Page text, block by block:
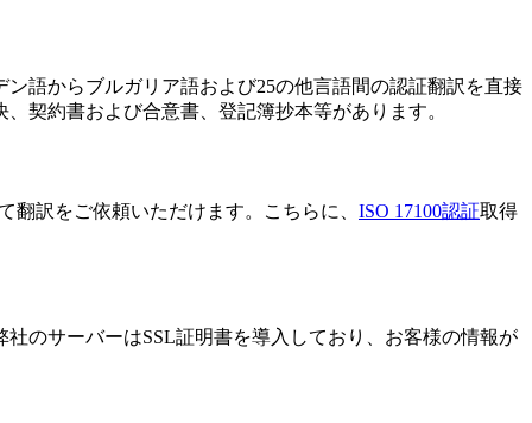
語からブルガリア語および25の他言語間の認証翻訳を直接
契約書および合意書、登記簿抄本等があります。
訳をご依頼いただけます。こちらに、 ISO 17100認証取得
のサーバーはSSL証明書を導入しており、お客様の情報が